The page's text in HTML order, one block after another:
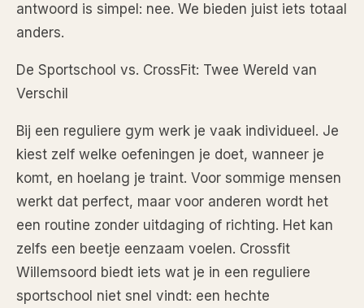
antwoord is simpel: nee. We bieden juist iets totaal
anders.
De Sportschool vs. CrossFit: Twee Wereld van
Verschil
Bij een reguliere gym werk je vaak individueel. Je
kiest zelf welke oefeningen je doet, wanneer je
komt, en hoelang je traint. Voor sommige mensen
werkt dat perfect, maar voor anderen wordt het
een routine zonder uitdaging of richting. Het kan
zelfs een beetje eenzaam voelen. Crossfit
Willemsoord biedt iets wat je in een reguliere
sportschool niet snel vindt: een hechte